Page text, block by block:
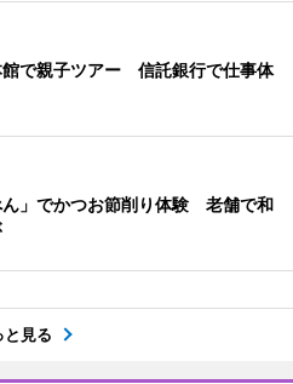
館で親子ツアー 信託銀行で仕事体
ん」でかつお節削り体験 老舗で和
と見る